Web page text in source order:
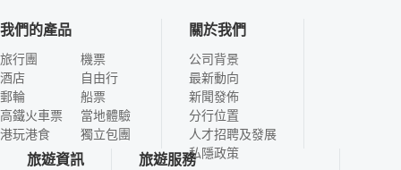
我們的產品
旅行團
酒店
郵輪
高鐵火車票
港玩港食
機票
自由行
船票
當地體驗
獨立包團
關於我們
公司背景
最新動向
新聞發佈
分行位置
人才招聘及發展
私隱政策
旅遊資訊 旅遊服務